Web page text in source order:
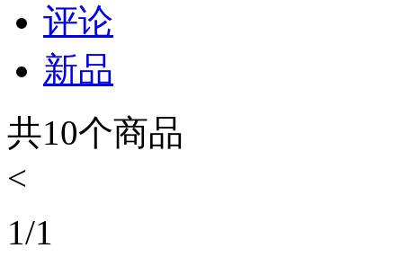
评论
新品
共10个商品
<
1/1